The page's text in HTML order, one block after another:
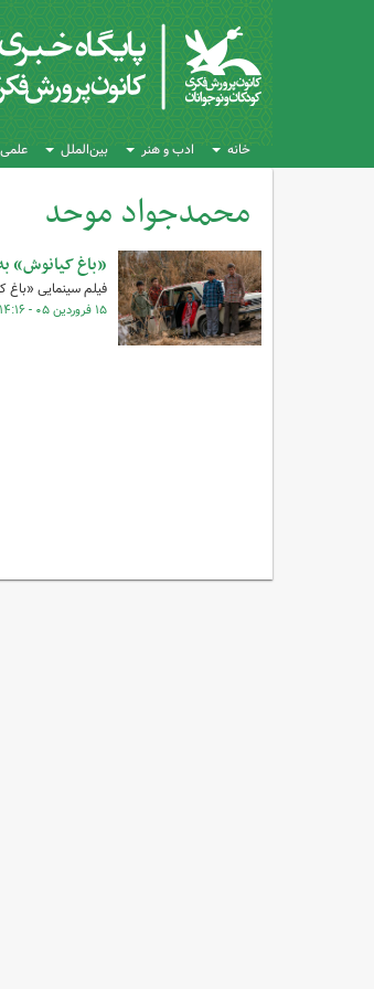
خانه ادب و هنر بین‌الملل
محمدجواد موحد
کل اخبار:1 «باغ کیانوش»
فیلم سینمایی «باغ
۱۵ فروردین ۰۵ - ۱۴:۱۶